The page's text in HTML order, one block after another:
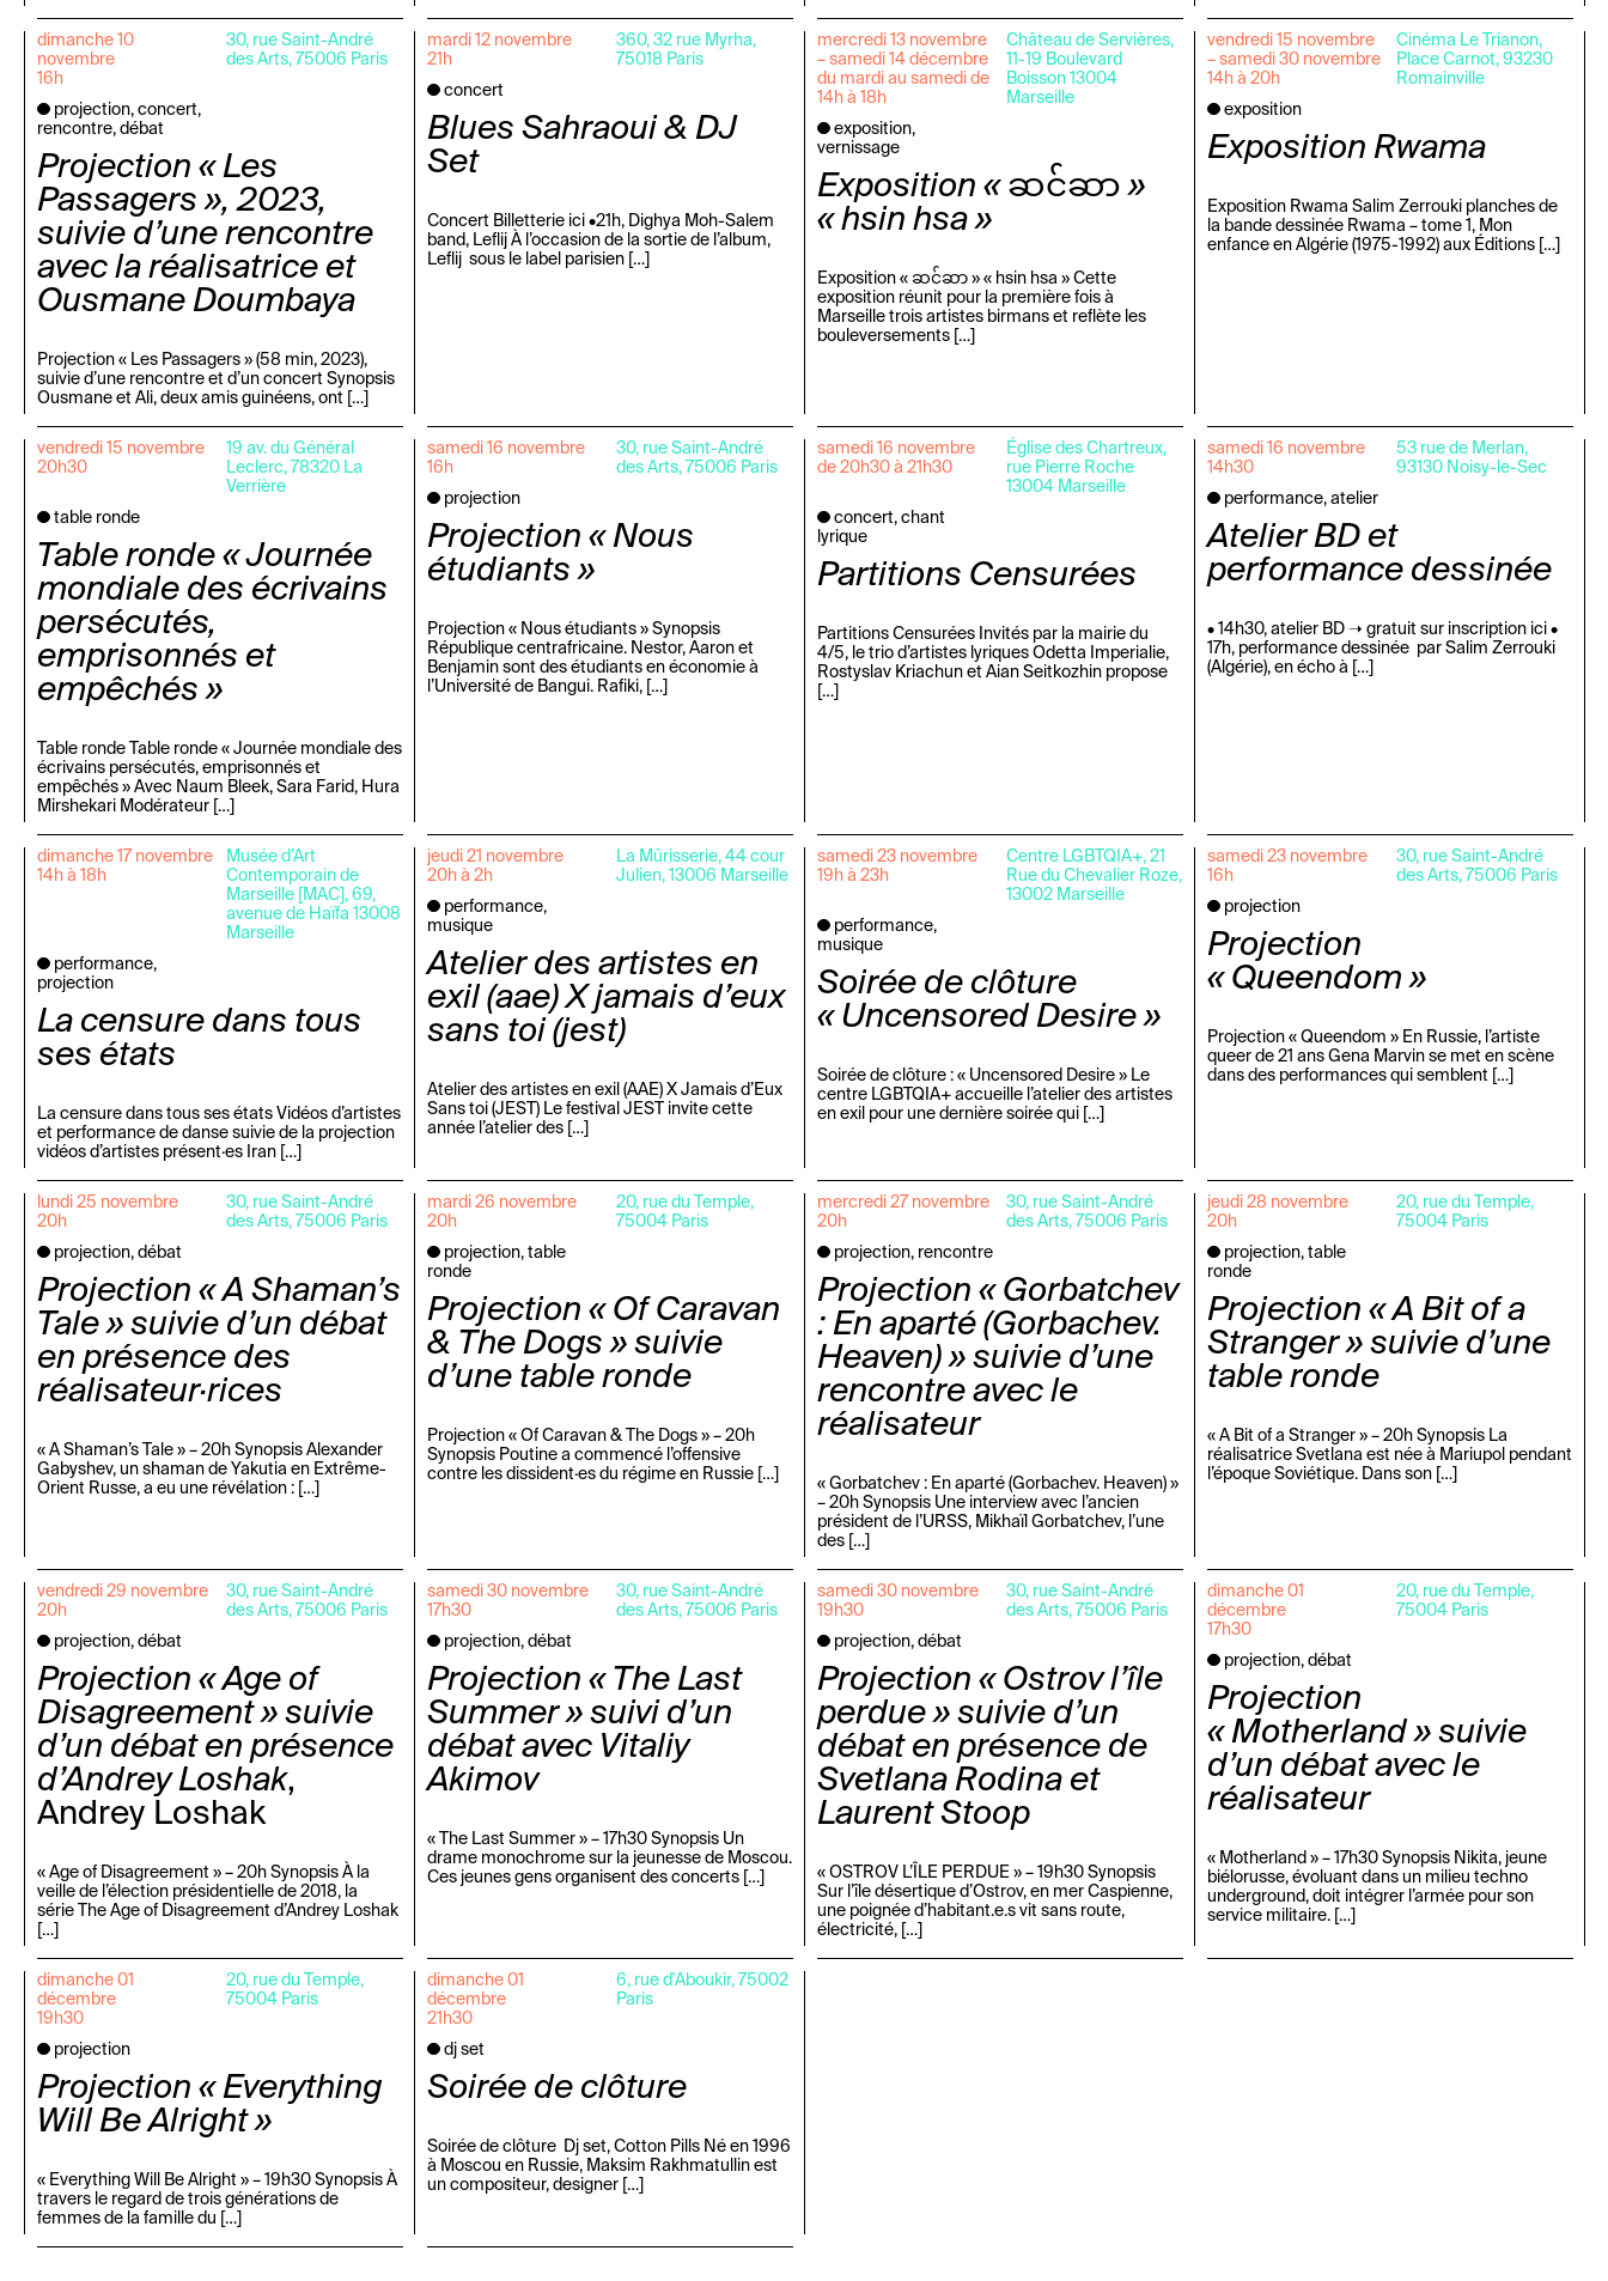
dimanche 10
novembre
16h
30, rue Saint-André
des Arts, 75006 Paris
projection, concert,
rencontre, débat
Projection « Les
Passagers », 2023,
suivie d’une rencontre
avec la réalisatrice et
Ousmane Doumbaya
Projection « Les Passagers » (58 min, 2023),
suivie d’une rencontre et d’un concert Synopsis
Ousmane et Ali, deux amis guinéens, ont […]
mardi 12 novembre
21h
360, 32 rue Myrha,
75018 Paris
concert
Blues Sahraoui & DJ
Set
Concert Billetterie ici •21h, Dighya Moh-Salem
band, Leflij À l’occasion de la sortie de l’album,
Leflij sous le label parisien […]
mercredi 13 novembre
– samedi 14 décembre
du mardi au samedi de
14h à 18h
Château de Servières,
11-19 Boulevard
Boisson 13004
Marseille
exposition,
vernissage
Exposition « ဆင်ဆာ »
« hsin hsa »
Exposition « ဆင်ဆာ » « hsin hsa » Cette
exposition réunit pour la première fois à
Marseille trois artistes birmans et reflète les
bouleversements […]
vendredi 15 novembre
– samedi 30 novembre
14h à 20h
Cinéma Le Trianon,
Place Carnot, 93230
Romainville
exposition
Exposition Rwama
Exposition Rwama Salim Zerrouki planches de
la bande dessinée Rwama – tome 1, Mon
enfance en Algérie (1975-1992) aux Éditions […]
vendredi 15 novembre
20h30
19 av. du Général
Leclerc, 78320 La
Verrière
table ronde
Table ronde « Journée
mondiale des écrivains
persécutés,
emprisonnés et
empêchés »
Table ronde Table ronde « Journée mondiale des
écrivains persécutés, emprisonnés et
empêchés » Avec Naum Bleek, Sara Farid, Hura
Mirshekari Modérateur […]
samedi 16 novembre
16h
30, rue Saint-André
des Arts, 75006 Paris
projection
Projection « Nous
étudiants »
Projection « Nous étudiants » Synopsis
République centrafricaine. Nestor, Aaron et
Benjamin sont des étudiants en économie à
l’Université de Bangui. Rafiki, […]
samedi 16 novembre
de 20h30 à 21h30
Église des Chartreux,
rue Pierre Roche
13004 Marseille
concert, chant
lyrique
Partitions Censurées
Partitions Censurées Invités par la mairie du
4/5, le trio d’artistes lyriques Odetta Imperialie,
Rostyslav Kriachun et Aian Seitkozhin propose
[…]
samedi 16 novembre
14h30
53 rue de Merlan,
93130 Noisy-le-Sec
performance, atelier
Atelier BD et
performance dessinée
• 14h30, atelier BD ➝ gratuit sur inscription ici •
17h, performance dessinée par Salim Zerrouki
(Algérie), en écho à […]
dimanche 17 novembre
14h à 18h
Musée d’Art
Contemporain de
Marseille [MAC], 69,
avenue de Haïfa 13008
Marseille
performance,
projection
La censure dans tous
ses états
La censure dans tous ses états Vidéos d’artistes
et performance de danse suivie de la projection
vidéos d’artistes présent·es Iran […]
jeudi 21 novembre
20h à 2h
La Mûrisserie, 44 cour
Julien, 13006 Marseille
performance,
musique
Atelier des artistes en
exil (aae) X jamais d’eux
sans toi (jest)
Atelier des artistes en exil (AAE) X Jamais d’Eux
Sans toi (JEST) Le festival JEST invite cette
année l’atelier des […]
samedi 23 novembre
19h à 23h
Centre LGBTQIA+, 21
Rue du Chevalier Roze,
13002 Marseille
performance,
musique
Soirée de clôture
« Uncensored Desire »
Soirée de clôture : « Uncensored Desire » Le
centre LGBTQIA+ accueille l’atelier des artistes
en exil pour une dernière soirée qui […]
samedi 23 novembre
16h
30, rue Saint-André
des Arts, 75006 Paris
projection
Projection
« Queendom »
Projection « Queendom » En Russie, l’artiste
queer de 21 ans Gena Marvin se met en scène
dans des performances qui semblent […]
lundi 25 novembre
20h
30, rue Saint-André
des Arts, 75006 Paris
projection, débat
Projection « A Shaman’s
Tale » suivie d’un débat
en présence des
réalisateur·rices
« A Shaman’s Tale » – 20h Synopsis Alexander
Gabyshev, un shaman de Yakutia en Extrême-
Orient Russe, a eu une révélation : […]
mardi 26 novembre
20h
20, rue du Temple,
75004 Paris
projection, table
ronde
Projection « Of Caravan
& The Dogs » suivie
d’une table ronde
Projection « Of Caravan & The Dogs » – 20h
Synopsis Poutine a commencé l’offensive
contre les dissident·es du régime en Russie […]
mercredi 27 novembre
20h
30, rue Saint-André
des Arts, 75006 Paris
projection, rencontre
Projection « Gorbatchev
: En aparté (Gorbachev.
Heaven) » suivie d’une
rencontre avec le
réalisateur
« Gorbatchev : En aparté (Gorbachev. Heaven) »
– 20h Synopsis Une interview avec l’ancien
président de l’URSS, Mikhaïl Gorbatchev, l’une
des […]
jeudi 28 novembre
20h
20, rue du Temple,
75004 Paris
projection, table
ronde
Projection « A Bit of a
Stranger » suivie d’une
table ronde
« A Bit of a Stranger » – 20h Synopsis La
réalisatrice Svetlana est née à Mariupol pendant
l’époque Soviétique. Dans son […]
vendredi 29 novembre
20h
30, rue Saint-André
des Arts, 75006 Paris
projection, débat
Projection « Age of
Disagreement » suivie
d’un débat en présence
d’Andrey Loshak,
Andrey Loshak
« Age of Disagreement » – 20h Synopsis À la
veille de l’élection présidentielle de 2018, la
série The Age of Disagreement d’Andrey Loshak
[…]
samedi 30 novembre
17h30
30, rue Saint-André
des Arts, 75006 Paris
projection, débat
Projection « The Last
Summer » suivi d’un
débat avec Vitaliy
Akimov
« The Last Summer » – 17h30 Synopsis Un
drame monochrome sur la jeunesse de Moscou.
Ces jeunes gens organisent des concerts […]
samedi 30 novembre
19h30
30, rue Saint-André
des Arts, 75006 Paris
projection, débat
Projection « Ostrov l’île
perdue » suivie d’un
débat en présence de
Svetlana Rodina et
Laurent Stoop
« OSTROV L’ÎLE PERDUE » – 19h30 Synopsis
Sur l’île désertique d’Ostrov, en mer Caspienne,
une poignée d’habitant.e.s vit sans route,
électricité, […]
dimanche 01
décembre
17h30
20, rue du Temple,
75004 Paris
projection, débat
Projection
« Motherland » suivie
d’un débat avec le
réalisateur
« Motherland » – 17h30 Synopsis Nikita, jeune
biélorusse, évoluant dans un milieu techno
underground, doit intégrer l’armée pour son
service militaire. […]
dimanche 01
décembre
19h30
20, rue du Temple,
75004 Paris
projection
Projection « Everything
Will Be Alright »
« Everything Will Be Alright » – 19h30 Synopsis À
travers le regard de trois générations de
femmes de la famille du […]
dimanche 01
décembre
21h30
6, rue d'Aboukir, 75002
Paris
dj set
Soirée de clôture
Soirée de clôture Dj set, Cotton Pills Né en 1996
à Moscou en Russie, Maksim Rakhmatullin est
un compositeur, designer […]